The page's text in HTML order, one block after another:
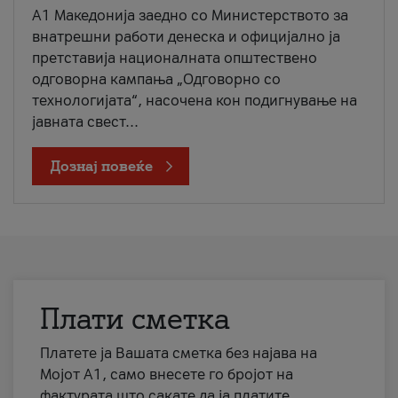
A1 Македонија заедно со Министерството за
внатрешни работи денеска и официјално ја
претставија националната општествено
одговорна кампања „Одговорно со
технологијата“, насочена кон подигнување на
јавната свест...
Дознај повеќе
Плати сметка
Платете ја Вашата сметка без најава на
Мојот А1, само внесете го бројот на